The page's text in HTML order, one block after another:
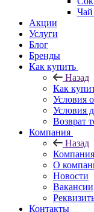
Акции
Услуги
Блог
Бренды
Как купить
Назад
Как
Условия
Условия
Возврат
Компания
Назад
Компания
О
Новости
Вакансии
Контакты